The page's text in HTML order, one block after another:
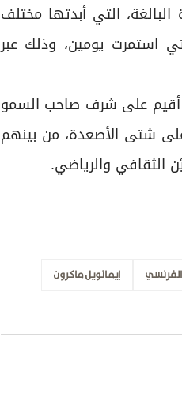
مظاهر الحفاوة البالغة، التي أبدتها مختلف
استمرت يومين، وذلك عبر
أقيم على شرف صاحب السمو
شتى الأصعدة، من بينهم
الثقافي والرياضي.
إيمانويل ماكرون